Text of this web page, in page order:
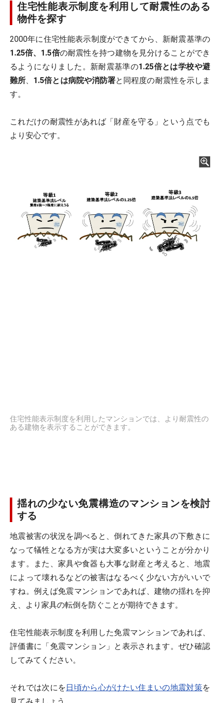
住宅性能表示制度を利用して耐震性のある
物件を探す
2000年に住宅性能表示制度ができてから、新耐震基準の
1.25倍、1.5倍の耐震性を持つ建物を見分けることができ
るようになりました。新耐震基準の1.25倍とは学校や避
難所、 1.5倍とは病院や消防署と同程度の耐震性を示しま
す。
これだけの耐震性があれば「財産を守る」という点でも
より安心です。
住宅性能表示制度を利用したマンションでは、より耐震性の
ある建物を表示することができます。
揺れの少ない免震構造のマンションを検討
する
地震被害の状況を調べると、倒れてきた家具の下敷きに
なって犠牲となる方が実は大変多いということが分かり
ます。また、家具や食器も大事な財産と考えると、地震
によって壊れるなどの被害はなるべく少ない方がいいで
すね。例えば免震マンションであれば、建物の揺れを抑
え、より家具の転倒を防ぐことが期待できます。
住宅性能表示制度を利用した免震マンションであれば、
評価書に「免震マンション」と表示されます。ぜひ確認
してみてください。
それでは次にを日頃から心がけたい住まいの地震対策を